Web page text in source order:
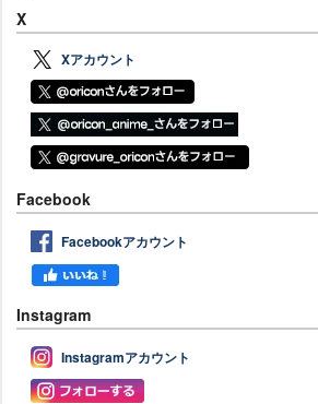
X
Xアカウント
Facebook
Facebookアカウント
Instagram
Instagramアカウント